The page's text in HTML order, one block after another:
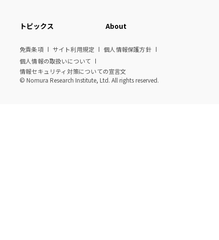
トピックス About
免責条項 サイト利用規定
個人情報保護方針
個人情報の取扱いについて
情報セキュリティ対策についての宣言文
© Nomura Research Institute, Ltd. All rights reserved.